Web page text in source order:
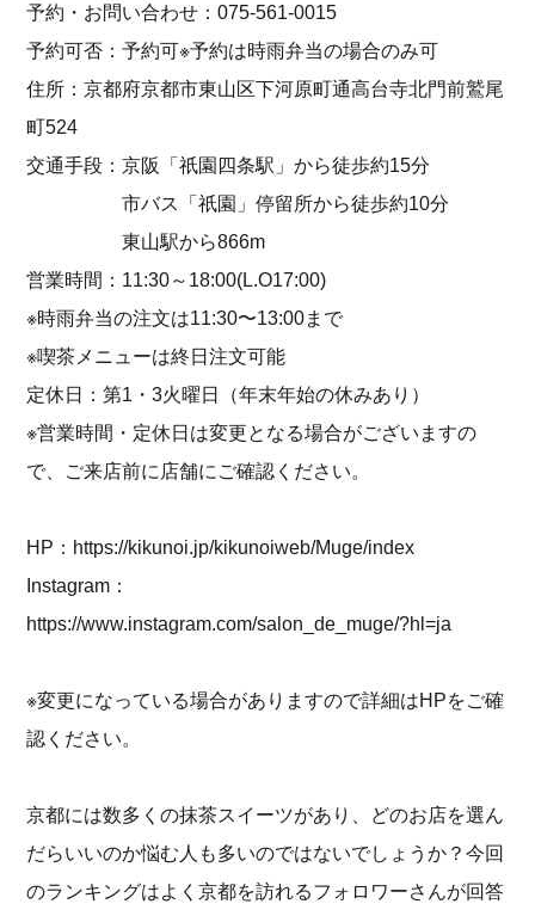
予約・お問い合わせ：075-561-0015
予約可否：予約可※予約は時雨弁当の場合のみ可
住所：京都府京都市東山区下河原町通高台寺北門前鷲尾
町524
交通手段：京阪「祇園四条駅」から徒歩約15分
市バス「祇園」停留所から徒歩約10分
東山駅から866m
営業時間：11:30～18:00(L.O17:00)
※時雨弁当の注文は11:30〜13:00まで
※喫茶メニューは終日注文可能
定休日：第1・3火曜日（年末年始の休みあり）
※営業時間・定休日は変更となる場合がございますの
で、ご来店前に店舗にご確認ください。
HP： https://kikunoi.jp/kikunoiweb/Muge/index
Instagram：
https://www.instagram.com/salon_de_muge/?hl=ja
※変更になっている場合がありますので詳細はHPをご確
認ください。
京都には数多くの抹茶スイーツがあり、どのお店を選ん
だらいいのか悩む人も多いのではないでしょうか？今回
のランキングはよく京都を訪れるフォロワーさんが回答